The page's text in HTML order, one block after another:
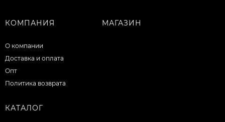
КОМПАНИЯ
О компании
Доставка и оплата
Опт
Политика возврата
МАГАЗИН
КАТАЛОГ